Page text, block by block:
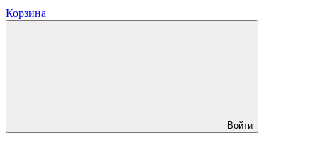
Корзина
Войти